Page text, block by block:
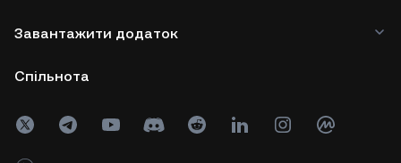
Завантажити додаток
Спільнота